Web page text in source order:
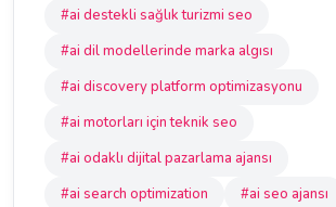
#ai destekli sağlık turizmi seo
#ai dil modellerinde marka algısı
#ai discovery platform optimizasyonu
#ai motorları için teknik seo
#ai odaklı dijital pazarlama ajansı
#ai search optimization
#ai seo ajansı